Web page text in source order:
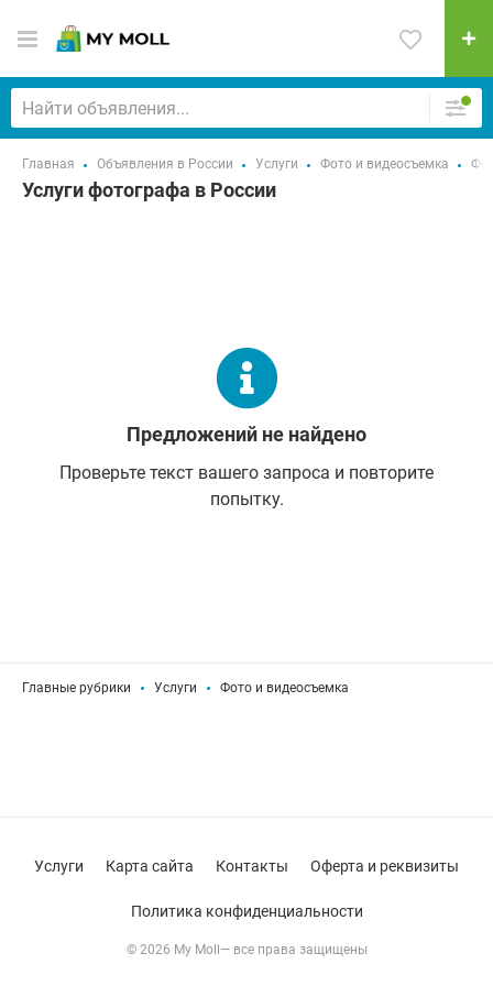
Главная Объявления в России Услуги Фото и видеосъемка
Услуги фотографа в России
Предложений не найдено
Проверьте текст вашего запроса и повторите
попытку.
Главные рубрики Услуги Фото и видеосъемка
© 2026 My Moll— все права защищены
Услуги Карта сайта Контакты Оферта и реквизиты
Политика конфиденциальности